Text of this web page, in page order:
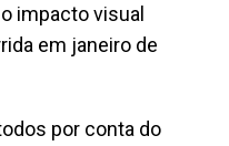
impacto visual
em janeiro de
por conta do